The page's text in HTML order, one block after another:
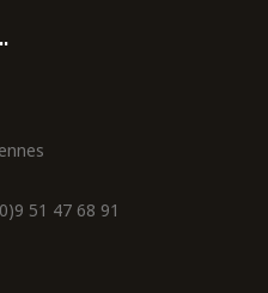
51 47 68 91